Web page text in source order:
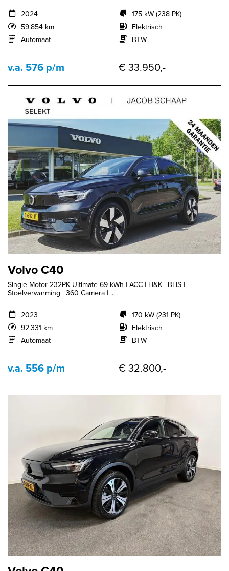
2024
59.854 km
Automaat
175 kW (238 PK)
Elektrisch
BTW
v.a. 576 p/m € 33.950,-
Volvo C40
Single Motor 232PK Ultimate 69 kWh | ACC | H&K | BLIS |
Stoelverwarming | 360 Camera | ...
2023
92.331 km
Automaat
170 kW (231 PK)
Elektrisch
BTW
v.a. 556 p/m € 32.800,-